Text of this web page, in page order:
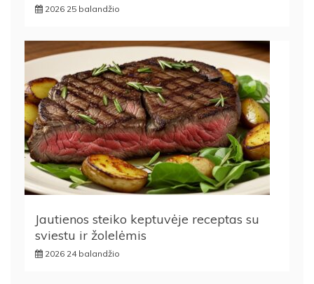
2026 25 balandžio
Jautienos steiko keptuvėje receptas su
sviestu ir žolelėmis
2026 24 balandžio